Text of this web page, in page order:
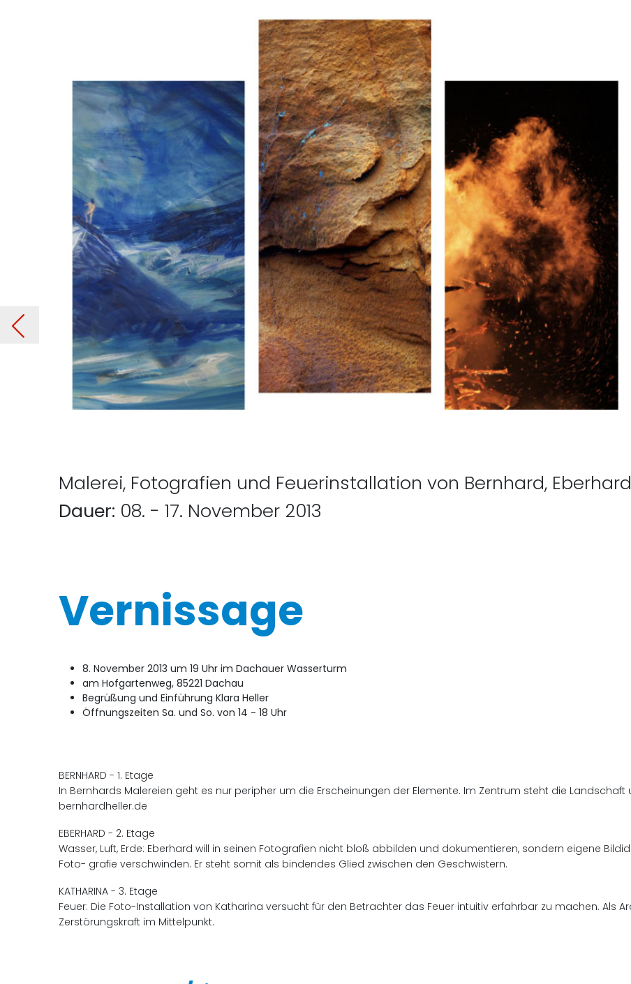
Malerei, Fotografien und Feuerinstallation von Bernhard,
Dauer: 08. - 17. November 2013
Vernissage
8. November 2013 um 19 Uhr im Dachauer Wasserturm
am Hofgartenweg, 85221 Dachau
Begrüßung und Einführung Klara Heller
Öffnungszeiten Sa. und So. von 14 - 18 Uhr
BERNHARD - 1. Etage
In Bernhards Malereien geht es nur peripher um die Erscheinungen der Elemente. Im Zentrum steht die Landschaft
bernhardheller.de
EBERHARD - 2. Etage
Wasser, Luft, Erde: Eberhard will in seinen Fotografien nicht bloß abbilden und dokumentieren, sondern eigene
Foto- grafie verschwinden. Er steht somit als bindendes Glied zwischen den Geschwistern.
KATHARINA - 3. Etage
Feuer: Die Foto-Installation von Katharina versucht für den Betrachter das Feuer intuitiv erfahrbar zu machen. Als
Zerstörungskraft im Mittelpunkt.
Vorheriger